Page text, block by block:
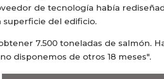
de tecnología había
del edificio.
7.500 toneladas de salmón.
disponemos de otros 18 meses".